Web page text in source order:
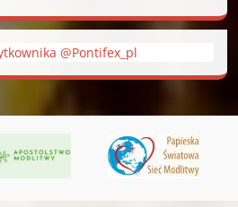
@Pontifex_pl